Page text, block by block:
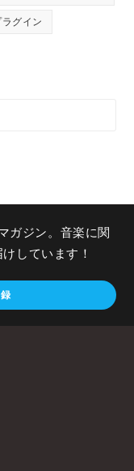
ラグイン
ガジン。音楽に関
しています！